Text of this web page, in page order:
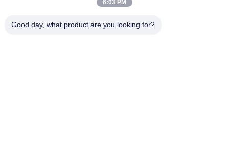
6:03 PM
Good day, what product are you looking for?